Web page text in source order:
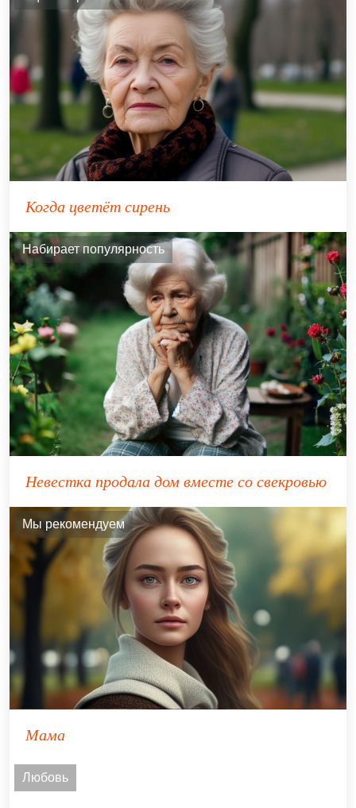
Когда цветёт сирень
Набирает популярность
Невестка продала дом вместе со свекровью
Мы рекомендуем
Мама
Любовь